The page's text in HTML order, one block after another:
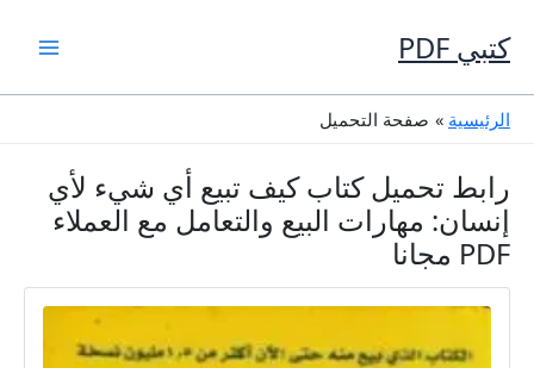
إلى
المحتوى
كتبي PDF
الرئيسية صفحة التحميل
رابط تحميل كتاب كيف تبيع أي شيء لأي
إنسان: مهارات البيع والتعامل مع العملاء
PDF مجانا